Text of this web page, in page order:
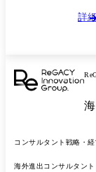
詳
コンサルタント 戦略・
海外進出コンサルタン